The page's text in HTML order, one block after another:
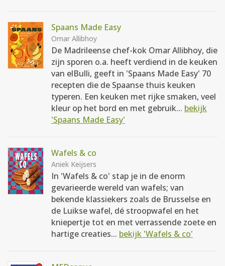
Spaans Made Easy
Omar Allibhoy
De Madrileense chef-kok Omar Allibhoy, die
zijn sporen o.a. heeft verdiend in de keuken
van elBulli, geeft in 'Spaans Made Easy' 70
recepten die de Spaanse thuis keuken
typeren. Een keuken met rijke smaken, veel
kleur op het bord en met gebruik... bekijk
'Spaans Made Easy'
Wafels & co
Aniek Keijsers
In 'Wafels & co' stap je in de enorm
gevarieerde wereld van wafels; van
bekende klassiekers zoals de Brusselse en
de Luikse wafel, dé stroopwafel en het
kniepertje tot en met verrassende zoete en
hartige creaties... bekijk 'Wafels & co'